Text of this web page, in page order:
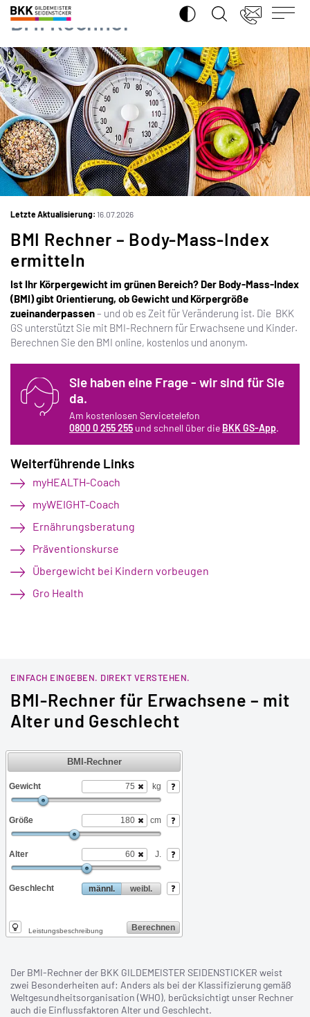
BKK
Gildemeister
Seidensticker
SUCHE ÖFFNEN
BMI Rechner
Letzte Aktualisierung: 16.07.2026
BMI Rechner – Body-Mass-Index
ermitteln
Ist Ihr Körpergewicht im grünen Bereich? Der Body-Mass-Index
(BMI) gibt Orientierung, ob Gewicht und Körpergröße
zueinanderpassen– und ob es Zeit für Veränderung ist. Die BKK
GS unterstützt Sie mit BMI-Rechnern für Erwachsene und Kinder.
Berechnen Sie den BMI online, kostenlos und anonym.
Sie haben eine Frage - wir sind für Sie
da.
Am kostenlosen Servicetelefon
0800 0 255 255 und schnell über die BKK GS-App.
Weiterführende Links
myHEALTH-Coach
myWEIGHT-Coach
Ernährungsberatung
Präventionskurse
Übergewicht bei Kindern vorbeugen
Gro Health
EINFACH EINGEBEN. DIREKT VERSTEHEN.
BMI-Rechner für Erwachsene – mit
Alter und Geschlecht
Der BMI-Rechner der BKK GILDEMEISTER SEIDENSTICKER weist
zwei Besonderheiten auf: Anders als bei der Klassifizierung gemäß
Weltgesundheitsorganisation (WHO), berücksichtigt unser Rechner
auch die Einflussfaktoren Alter und Geschlecht.